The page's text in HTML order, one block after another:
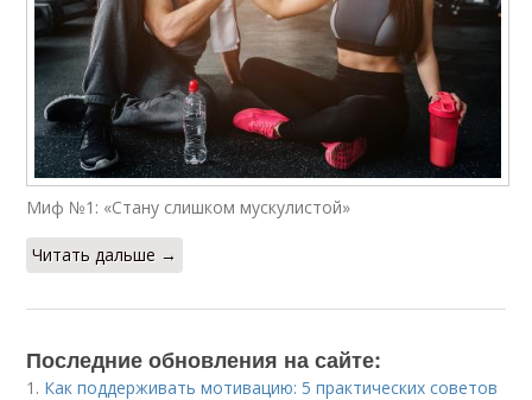
Миф №1: «Стану слишком мускулистой»
Читать дальше →
Последние обновления на сайте:
1. Как поддерживать мотивацию: 5 практических советов